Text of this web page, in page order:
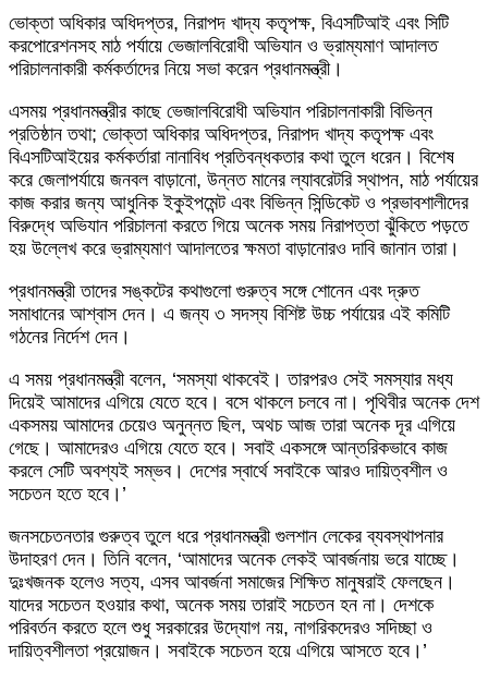
ভোক্তা অধিকার অধিদপ্তর, নিরাপদ খাদ্য কতৃপক্ষ, বিএসটিআই এবং সিটি
করপোরেশনসহ মাঠ পর্যায়ে ভেজালবিরোধী অভিযান ও ভ্রাম্যমাণ আদালত
পরিচালনাকারী কর্মকর্তাদের নিয়ে সভা করেন প্রধানমন্ত্রী।
এসময় প্রধানমন্ত্রীর কাছে ভেজালবিরোধী অভিযান পরিচালনাকারী বিভিন্ন
প্রতিষ্ঠান তথা; ভোক্তা অধিকার অধিদপ্তর, নিরাপদ খাদ্য কতৃপক্ষ এবং
বিএসটিআইয়ের কর্মকর্তারা নানাবিধ প্রতিবন্ধকতার কথা তুলে ধরেন। বিশেষ
করে জেলাপর্যায়ে জনবল বাড়ানো, উন্নত মানের ল্যাবরেটরি স্থাপন, মাঠ পর্যায়ের
কাজ করার জন্য আধুনিক ইকুইপমেন্ট এবং বিভিন্ন সিন্ডিকেট ও প্রভাবশালীদের
বিরুদ্ধে অভিযান পরিচালনা করতে গিয়ে অনেক সময় নিরাপত্তা ঝুঁকিতে পড়তে
হয় উল্লেখ করে ভ্রাম্যমাণ আদালতের ক্ষমতা বাড়ানোরও দাবি জানান তারা।
প্রধানমন্ত্রী তাদের সঙ্কটের কথাগুলো গুরুত্ব সঙ্গে শোনেন এবং দ্রুত
সমাধানের আশ্বাস দেন। এ জন্য ৩ সদস্য বিশিষ্ট উচ্চ পর্যায়ের এই কমিটি
গঠনের নির্দেশ দেন।
এ সময় প্রধানমন্ত্রী বলেন, ‘সমস্যা থাকবেই। তারপরও সেই সমস্যার মধ্য
দিয়েই আমাদের এগিয়ে যেতে হবে। বসে থাকলে চলবে না। পৃথিবীর অনেক দেশ
একসময় আমাদের চেয়েও অনুন্নত ছিল, অথচ আজ তারা অনেক দূর এগিয়ে
গেছে। আমাদেরও এগিয়ে যেতে হবে। সবাই একসঙ্গে আন্তরিকভাবে কাজ
করলে সেটি অবশ্যই সম্ভব। দেশের স্বার্থে সবাইকে আরও দায়িত্বশীল ও
সচেতন হতে হবে।’
জনসচেতনতার গুরুত্ব তুলে ধরে প্রধানমন্ত্রী গুলশান লেকের ব্যবস্থাপনার
উদাহরণ দেন। তিনি বলেন, ‘আমাদের অনেক লেকই আবর্জনায় ভরে যাচ্ছে।
দুঃখজনক হলেও সত্য, এসব আবর্জনা সমাজের শিক্ষিত মানুষরাই ফেলছেন।
যাদের সচেতন হওয়ার কথা, অনেক সময় তারাই সচেতন হন না। দেশকে
পরিবর্তন করতে হলে শুধু সরকারের উদ্যোগ নয়, নাগরিকদেরও সদিচ্ছা ও
দায়িত্বশীলতা প্রয়োজন। সবাইকে সচেতন হয়ে এগিয়ে আসতে হবে।’